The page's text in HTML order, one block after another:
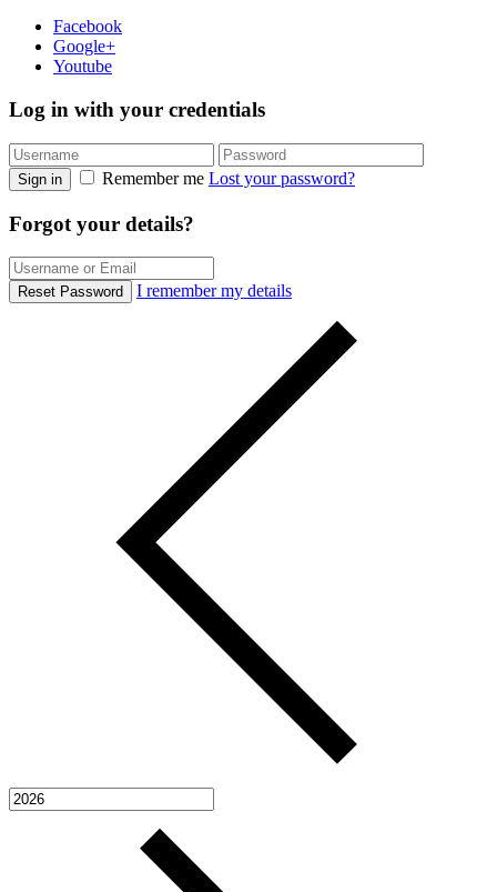
Facebook
Google+
Youtube
Log in with your credentials
Sign in Remember me Lost your password?
Forgot your details?
Reset Password I remember my details